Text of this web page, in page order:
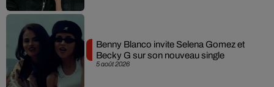
5 août 2026
Benny Blanco invite Selena Gomez et
Becky G sur son nouveau single